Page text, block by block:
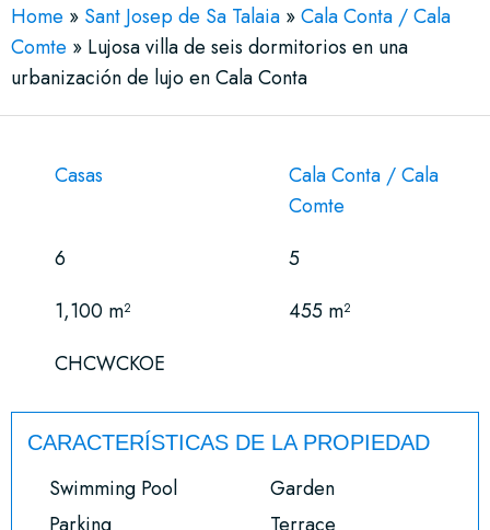
Home » Sant Josep de Sa Talaia »Cala Conta / Cala
Comte » Lujosa villa de seis dormitorios en una
urbanización de lujo en Cala Conta
Casas
Cala Conta / Cala
Comte
6
5
1,100 m²
455 m²
CHCWCKOE
CARACTERÍSTICAS DE LA PROPIEDAD
Swimming Pool
Garden
Parking
Terrace